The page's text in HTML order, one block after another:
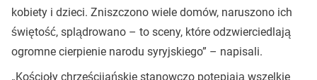
kobiety i dzieci. Zniszczono wiele domów, naruszono ich
świętość, splądrowano – to sceny, które odzwierciedlają
ogromne cierpienie narodu syryjskiego” – napisali.
„Kościoły chrześcijańskie stanowczo potępiają wszelkie